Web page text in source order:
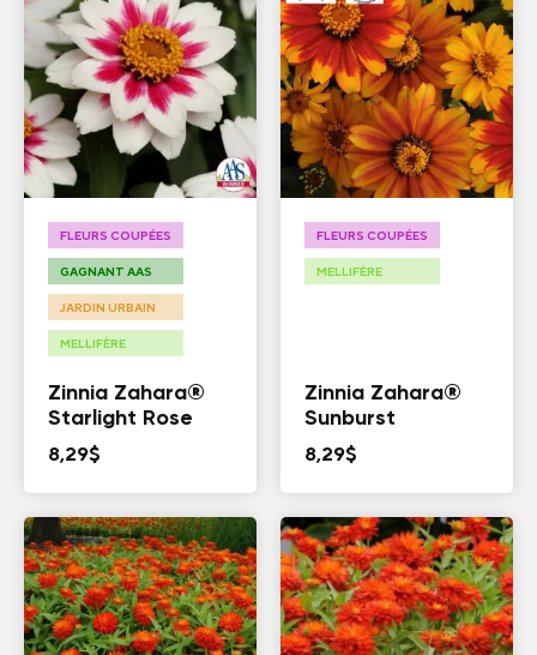
FLEURS COUPÉES
GAGNANT AAS
JARDIN URBAIN
MELLIFÈRE
Zinnia Zahara®
Starlight Rose
8,29$
FLEURS COUPÉES
MELLIFÈRE
Zinnia Zahara®
Sunburst
8,29$